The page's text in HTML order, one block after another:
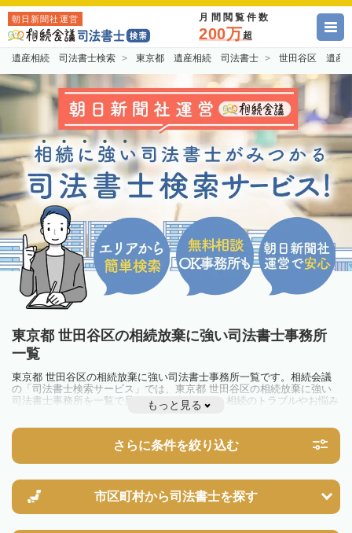
朝日新聞社運営 月間閲覧件数
200万超
遺産相続 司法書士検索 東京都 遺産相続 司法書士 世田谷区 遺産
東京都 世田谷区の相続放棄に強い司法書士事務所
一覧
東京都 世田谷区の相続放棄に強い司法書士事務所一覧です。相続会議
の「司法書士検索サービス」では、東京都 世田谷区の相続放棄に強い
司法書士事務所を一覧で見ることが出来ます。相続のトラブルやお悩み
を抱えている方は一度近隣の司法書士に相談してみましょう。
もっと見る
さらに条件を絞り込む
市区町村から司法書士を探す